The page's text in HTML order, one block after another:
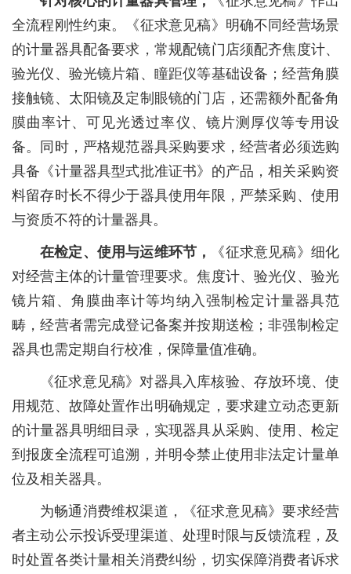
全流程刚性约束。《征求意见稿》明确不同经营场景
的计量器具配备要求，常规配镜门店须配齐焦度计、
验光仪、验光镜片箱、瞳距仪等基础设备；经营角膜
接触镜、太阳镜及定制眼镜的门店，还需额外配备角
膜曲率计、可见光透过率仪、镜片测厚仪等专用设
备。同时，严格规范器具采购要求，经营者必须选购
具备《计量器具型式批准证书》的产品，相关采购资
料留存时长不得少于器具使用年限，严禁采购、使用
与资质不符的计量器具。
在检定、使用与运维环节，
《征求意见稿》细化
对经营主体的计量管理要求。焦度计、验光仪、验光
镜片箱、角膜曲率计等均纳入强制检定计量器具范
畴，经营者需完成登记备案并按期送检；非强制检定
器具也需定期自行校准，保障量值准确。
《征求意见稿》对器具入库核验、存放环境、使
用规范、故障处置作出明确规定，要求建立动态更新
的计量器具明细目录，实现器具从采购、使用、检定
到报废全流程可追溯，并明令禁止使用非法定计量单
位及相关器具。
为畅通消费维权渠道，《征求意见稿》要求经营
者主动公示投诉受理渠道、处理时限与反馈流程，及
时处置各类计量相关消费纠纷，切实保障消费者诉求